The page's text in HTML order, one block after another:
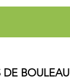
DE BOULEAU